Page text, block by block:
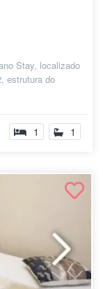
Stay, localizado
estrutura do
1 1